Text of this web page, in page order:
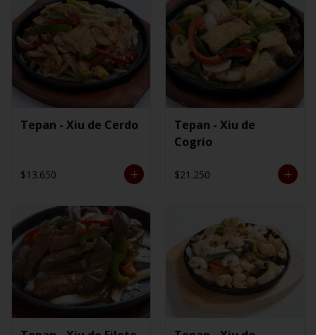
Tepan - Xiu de Cerdo
$13.650
Tepan - Xiu de
Cogrio
$21.250